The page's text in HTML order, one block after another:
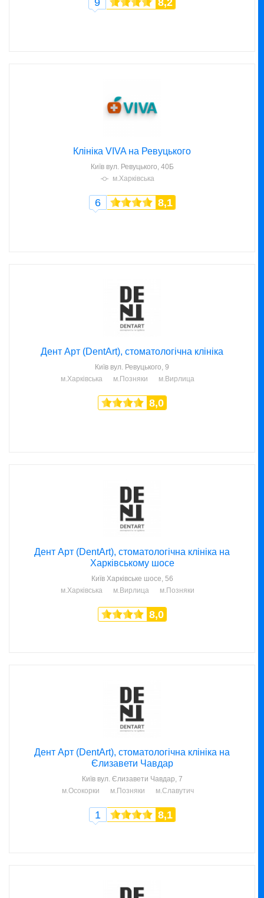
9 8,2
Клініка VIVA на Ревуцького
Київ вул. Ревуцького, 40Б
м.Харківська
6 8,1
Дент Арт (DentArt), стоматологічна клініка
Київ вул. Ревуцького, 9
м.Харківська
м.Позняки м.Вирлица
8,0
Дент Арт (DentArt), стоматологічна клініка на
Харківському шосе
Київ Харківське шосе, 56
м.Харківська
м.Вирлица м.Позняки
8,0
Дент Арт (DentArt), стоматологічна клініка на
Єлизавети Чавдар
Київ вул. Єлизавети Чавдар, 7
м.Осокорки
м.Позняки м.Славутич
1 8,1